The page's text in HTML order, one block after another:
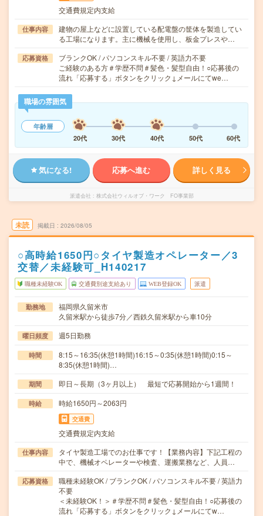
交通費規定内支給
仕事内容
建物の屋上などに設置している配電盤の筐体を製造してい
る工場になります。主に機械を使用し、板金プレスや…
応募資格
ブランクOK / パソコンスキル不要 / 英語力不要
ご経験のある方＃学歴不問＃髪色・髪型自由！○応募後の
流れ「応募する」ボタンをクリック↓メールにてwe…
職場の雰囲気
年齢層
20代
30代 40代 50代 60代
気になる! 応募へ進む 詳しく見る
派遣会社 株式会社ウィルオブ・ワーク FO事業部
未読 掲載日 2026/08/05
○高時給1650円○タイヤ製造オペレーター／3
交替／未経験可_H140217
職種未経験OK 交通費別途支給あり WEB登録OK 派遣
勤務地
福岡県久留米市
久留米駅から徒歩7分／西鉄久留米駅から車10分
曜日頻度 週5日勤務
時間
8:15～16:35(休憩1時間)16:15～0:35(休憩1時間)0:15～
8:35(休憩1時間)…
期間 即日～長期（3ヶ月以上） 最短で応募開始から1週間！
時給 時給1650円～2063円
交通費
交通費規定内支給
仕事内容
タイヤ製造工場でのお仕事です！【業務内容】下記工程の
中で、機械オペレーターや検査、運搬業務など、人員…
応募資格
職種未経験OK / ブランクOK / パソコンスキル不要 / 英語力
不要
＜未経験OK！＞＃学歴不問＃髪色・髪型自由！○応募後の
流れ「応募する」ボタンをクリック↓メールにてw…